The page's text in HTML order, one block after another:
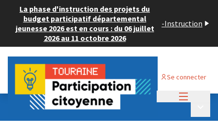
La phase d'instruction des projets du
budget participatif départemental
jeunesse 2026 est en cours : du 06 juillet
2026 au 11 octobre 2026
-Instruction
Se connecter
Budget Participatif JEUNESSE 2024
💡 Consulter les projets déposés